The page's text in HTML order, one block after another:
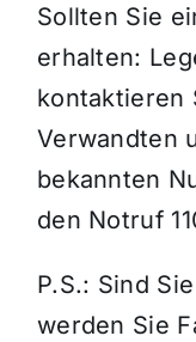
Sollten Sie
erhalten:
kontaktieren
Verwandten
bekannten
den Notruf
P.S.: Sind
werden Sie